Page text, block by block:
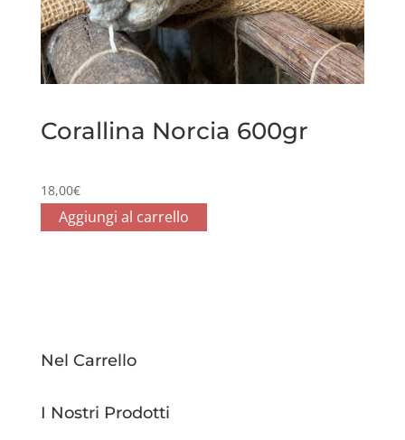
Corallina Norcia 600gr
18,00€
Aggiungi al carrello
Nel Carrello
I Nostri Prodotti